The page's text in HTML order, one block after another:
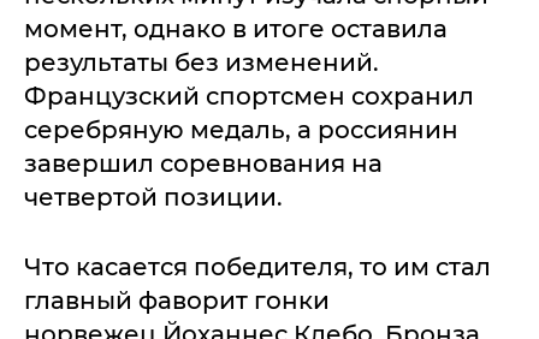
момент, однако в итоге оставила
результаты без изменений.
Французский спортсмен сохранил
серебряную медаль, а россиянин
завершил соревнования на
четвертой позиции.
Что касается победителя, то им стал
главный фаворит гонки